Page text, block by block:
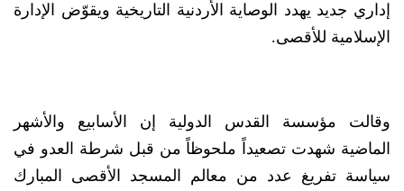
إداري جديد يهدد الوصاية الأردنية التاريخية ويقوّض الإدارة
الإسلامية للأقصى.
وقالت مؤسسة القدس الدولية إن الأسابيع والأشهر
الماضية شهدت تصعيداً ملحوظاً من قبل شرطة العدو في
سياسة تفريغ عدد من معالم المسجد الأقصى المبارك